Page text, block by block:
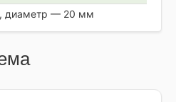
диаметр — 20 мм